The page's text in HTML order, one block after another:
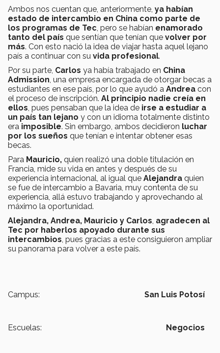
Ambos nos cuentan que, anteriormente, ya habían
estado de intercambio en China como parte de
los programas de Tec , pero se habían enamorado
tanto del país que sentían que tenían que volver por
más. Con esto nació la idea de viajar hasta aquel lejano
país a continuar con su vida profesional.
Por su parte, Carlos ya había trabajado en China
Admission , una empresa encargada de otorgar becas a
estudiantes en ese país, por lo que ayudó a Andrea con
el proceso de inscripción. Al principio nadie creía en
ellos , pues pensaban que la idea de irse a estudiar a
un país tan lejano y con un idioma totalmente distinto
era imposible. Sin embargo, ambos decidieron luchar
por los sueños que tenían e intentar obtener esas
becas.
Para Mauricio, quien realizó una doble titulación en
Francia, mide su vida en antes y después de su
experiencia internacional, al igual que Alejandra quien
se fue de intercambio a Bavaria, muy contenta de su
experiencia, allá estuvo trabajando y aprovechando al
máximo la oportunidad.
Alejandra, Andrea, Mauricio y Carlos agradecen al
Tec por haberlos apoyado durante sus
intercambios , pues gracias a este consiguieron ampliar
su panorama para volver a este país.
Campus: San Luis Potosí
Escuelas: Negocios